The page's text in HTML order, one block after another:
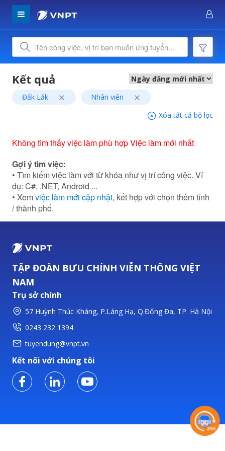
Đắk Lắk
Nhân viên
Xóa tất cả bộ lọc
Không tìm thấy việc làm phù hợp Việc làm mới nhất
Gợi ý tìm việc:
• Tìm kiếm việc làm với từ khóa như vị trí công việc. Ví
dụ: C#, .NET, Android ...
• Xemviệc làm mới cập nhật, kết hợp với chọn thêm tỉnh
/ thành phố.
TẬP ĐOÀN BƯU CHÍNH VIỄN THÔNG VIỆT
NAM
Trụ sở chính
57 Huỳnh Thúc Kháng, P.Láng Hạ, Q.Đống Đa, TP. Hà Nội
0243 232 1394
tuyendung@vnpt.vn
Kết nối với chúng tôi